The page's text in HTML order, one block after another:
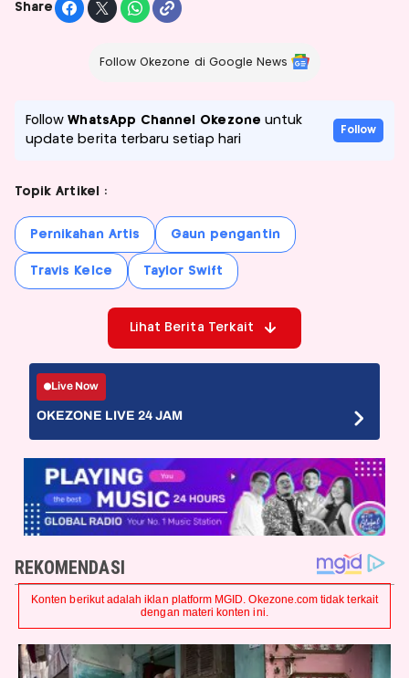
Share
Follow Okezone di Google News
FollowWhatsApp Channel Okezone untuk
update berita terbaru setiap hari
Follow
Topik Artikel :
Pernikahan Artis Gaun pengantin
Travis Kelce Taylor Swift
Lihat Berita Terkait
Live Now
OKEZONE LIVE 24 JAM